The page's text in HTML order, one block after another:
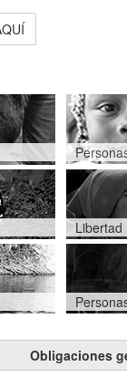
Libertad
Obligaciones